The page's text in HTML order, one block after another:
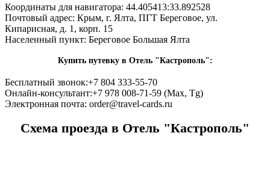
Координаты для навигатора: 44.405413:33.892528
Почтовый адрес: Крым, г. Ялта, ПГТ Береговое, ул.
Кипарисная, д. 1, корп. 15
Населенный пункт: Береговое Большая Ялта
Купить путевку в Отель "Кастрополь":
Бесплатный звонок:+7 804 333-55-70
Онлайн-консультант:+7 978 008-71-59 (Max, Tg)
Электронная почта: order@travel-cards.ru
Схема проезда в Отель "Кастрополь"